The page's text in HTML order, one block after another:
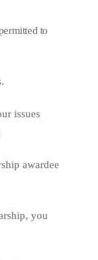
to
issues
awardee
you